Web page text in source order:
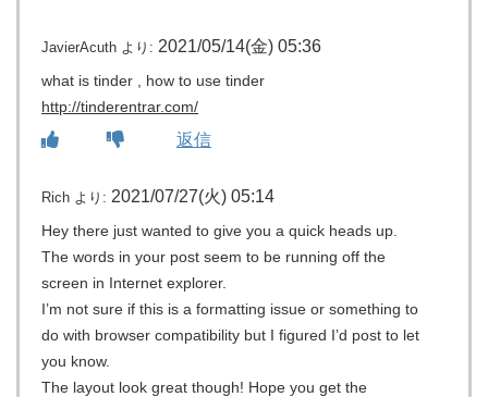
JavierAcuth より: 2021/05/14(金) 05:36
what is tinder , how to use tinder
http://tinderentrar.com/
返信
Rich より: 2021/07/27(火) 05:14
Hey there just wanted to give you a quick heads up.
The words in your post seem to be running off the
screen in Internet explorer.
I’m not sure if this is a formatting issue or something to
do with browser compatibility but I figured I’d post to let
you know.
The layout look great though! Hope you get the